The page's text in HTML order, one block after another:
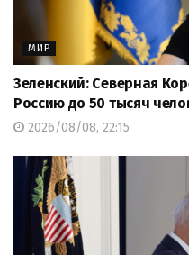
МИР
Зеленский: Северная
Россию до 50 тысяч
2026/08/08, 22:15